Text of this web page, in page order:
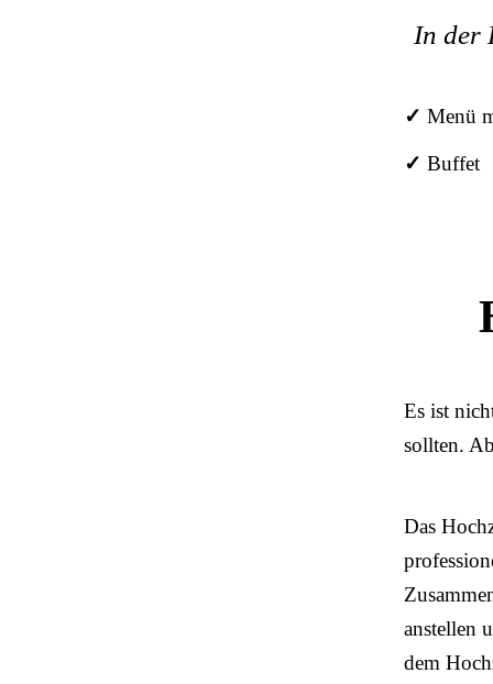
In der
✓ Menü
✓ Buffet
Es ist
sollten.
Das
anstellen
dem